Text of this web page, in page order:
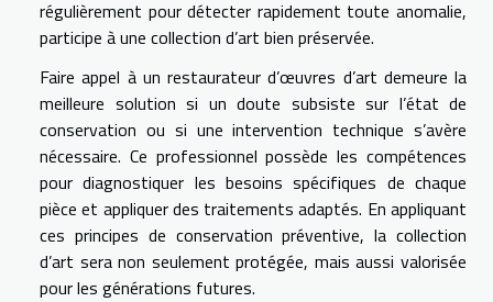
régulièrement pour détecter rapidement toute anomalie,
participe à une collection d’art bien préservée.
Faire appel à un restaurateur d’œuvres d’art demeure la
meilleure solution si un doute subsiste sur l’état de
conservation ou si une intervention technique s’avère
nécessaire. Ce professionnel possède les compétences
pour diagnostiquer les besoins spécifiques de chaque
pièce et appliquer des traitements adaptés. En appliquant
ces principes de conservation préventive, la collection
d’art sera non seulement protégée, mais aussi valorisée
pour les générations futures.